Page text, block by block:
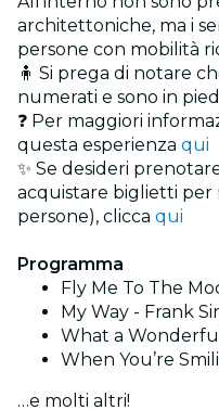
architettoniche, ma i
persone con mobilità
🧍 Si prega di notare
numerati e sono in
❓ Per maggiori
questa esperienza qui
✨ Se desideri
acquistare biglietti
persone), clicca qui
Programma
Fly Me To The
My Way - Frank
What a
When You’re
…e molti altri!